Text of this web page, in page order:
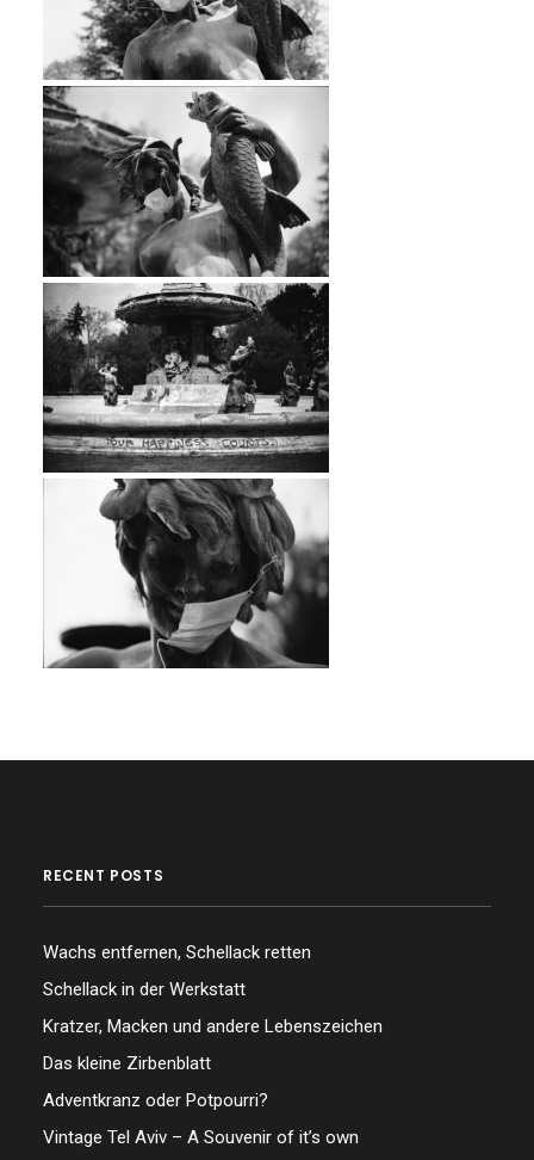
…
…
…
…
RECENT POSTS
Wachs entfernen, Schellack retten
Schellack in der Werkstatt
Kratzer, Macken und andere Lebenszeichen
Das kleine Zirbenblatt
Adventkranz oder Potpourri?
Vintage Tel Aviv – A Souvenir of it’s own